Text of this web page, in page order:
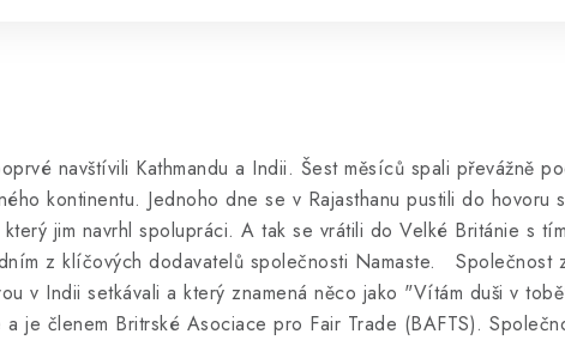
navštívili Kathmandu a Indii. Šest měsíců spali převážně
kontinentu. Jednoho dne se v Rajasthanu pustili do hovoru
jim navrhl spolupráci. A tak se vrátili do Velké Británie s
z klíčových dodavatelů společnosti Namaste. Společnost
v Indii setkávali a který znamená něco jako "Vítám duši v
je členem Britrské Asociace pro Fair Trade (BAFTS).